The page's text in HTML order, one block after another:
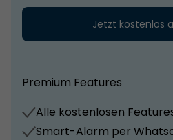
Jetzt kostenlos
Premium Features
Alle kostenlosen
Smart-Alarm per